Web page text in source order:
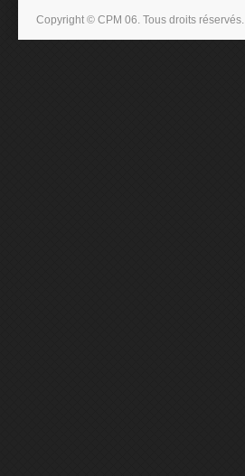
Copyright © CPM 06. Tous droits réservés.